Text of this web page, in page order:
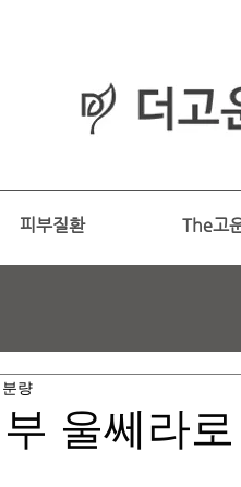
피부질환 The고
울쎄라
량